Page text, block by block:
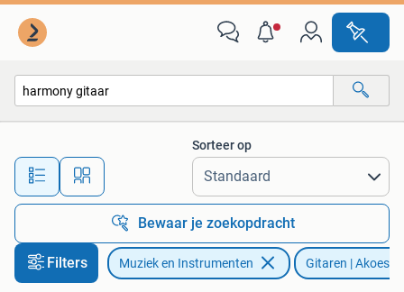
Alle afstanden…
Sorteer op
Bewaar je zoekopdracht
Filters Muziek en Instrumenten Gitaren |